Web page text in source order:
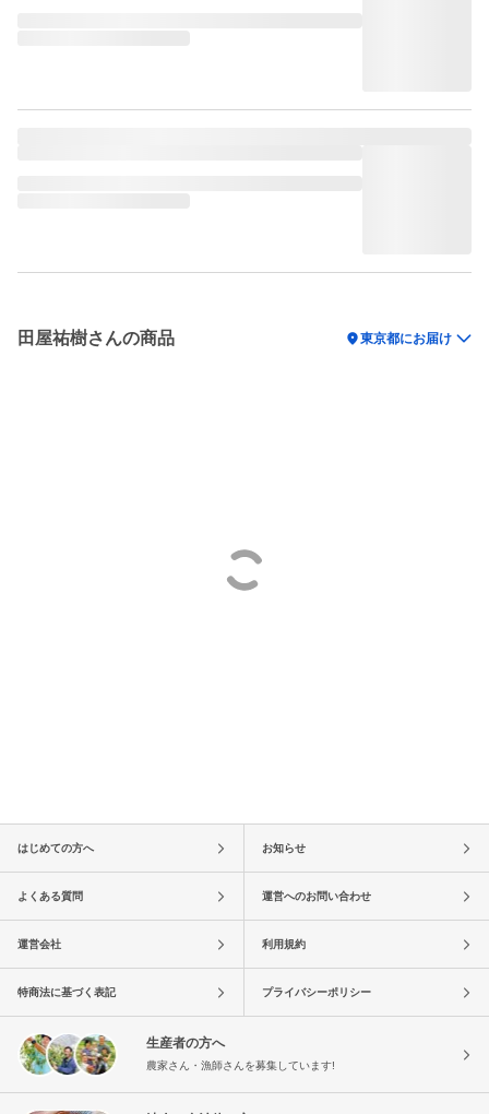
田屋祐樹さんの商品 location_on東京都にお届け
はじめての方へ お知らせ
よくある質問 運営へのお問い合わせ
運営会社 利用規約
特商法に基づく表記 プライバシーポリシー
生産者の方へ
農家さん・漁師さんを募集しています!